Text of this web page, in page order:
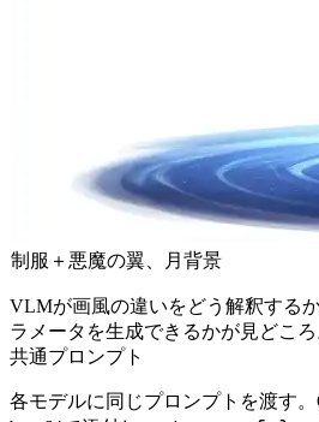
制服＋悪魔の翼、月背景
VLMが画風の違いをどう解釈する
ラメータを生成できるかが見どころ
共通プロンプト
各モデルに同じプロンプトを渡す